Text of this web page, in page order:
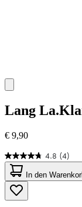
Lang
€ 9,90
4.8 (4)
4.8
von
5
Sternen.
4
In den